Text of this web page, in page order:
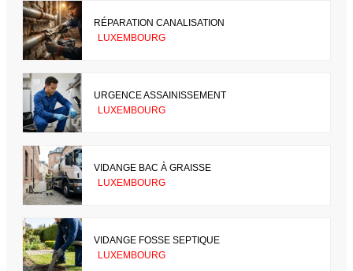
RÉPARATION CANALISATION
LUXEMBOURG
URGENCE ASSAINISSEMENT
LUXEMBOURG
VIDANGE BAC À GRAISSE
LUXEMBOURG
VIDANGE FOSSE SEPTIQUE
LUXEMBOURG